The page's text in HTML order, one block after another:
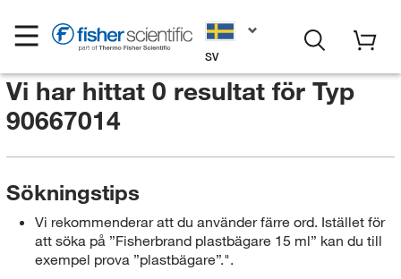
SV
Vi har hittat 0 resultat för Typ
90667014
Sökningstips
Vi rekommenderar att du använder färre ord. Istället för
att söka på ”Fisherbrand plastbägare 15 ml” kan du till
exempel prova ”plastbägare”.".